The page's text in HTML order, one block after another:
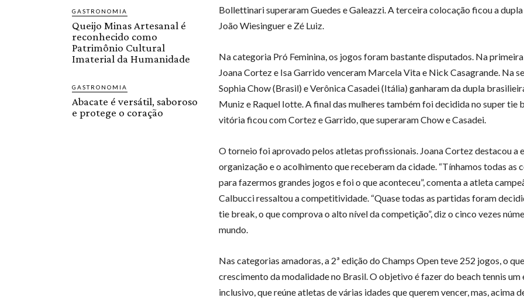
GASTRONOMIA
Queijo Minas Artesanal é
reconhecido como
Patrimônio Cultural
Imaterial da Humanidade
GASTRONOMIA
Abacate é versátil, saboroso
e protege o coração
Bollettinari superaram Guedes e Galeazzi. A terceira colocação ficou a
João Wiesinguer e Zé Luiz.
Na categoria Pró Feminina, os jogos foram bastante disputados. Na
Joana Cortez e Isa Garrido venceram Marcela Vita e Nick Casagrande. Na
Sophia Chow (Brasil) e Verônica Casadei (Itália) ganharam da dupla
Muniz e Raquel Iotte. A final das mulheres também foi decidida no super tie
vitória ficou com Cortez e Garrido, que superaram Chow e Casadei.
O torneio foi aprovado pelos atletas profissionais. Joana Cortez destacou a
organização e o acolhimento que receberam da cidade. “Tínhamos todas as
para fazermos grandes jogos e foi o que aconteceu”, comenta a atleta
Calbucci ressaltou a competitividade. “Quase todas as partidas foram
tie break, o que comprova o alto nível da competição”, diz o cinco vezes
mundo.
Nas categorias amadoras, a 2ª edição do Champs Open teve 252 jogos, o
crescimento da modalidade no Brasil. O objetivo é fazer do beach tennis um
inclusivo, que reúne atletas de várias idades que querem vencer, mas, acima